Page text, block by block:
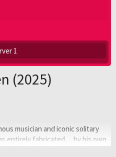
1
(2025)
musician and iconic solitary
entirely fabricated… by his own